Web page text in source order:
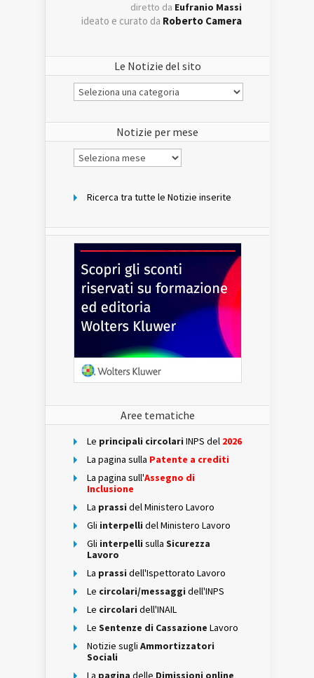
diretto da Eufranio Massi
ideato e curato da Roberto Camera
Le Notizie del sito
Le
Notizie
Notizie per mese
Notizie
per
Ricerca tra tutte le Notizie inserite
Aree tematiche
Le principali circolari INPS del 2026
La pagina sulla Patente a crediti
La pagina sull'Assegno di
Inclusione
La prassi del Ministero Lavoro
Gli interpelli del Ministero Lavoro
Gli interpelli sulla Sicurezza
Lavoro
La prassi dell'Ispettorato Lavoro
Le circolari/messaggi dell'INPS
Le circolari dell'INAIL
Le Sentenze di Cassazione Lavoro
Notizie sugli Ammortizzatori
Sociali
La pagina delle Dimissioni online